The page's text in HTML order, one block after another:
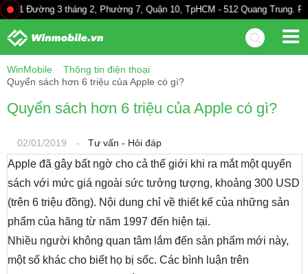
Đường 3 tháng 2, Phường 7, Quận 10, TpHCM - 512 Quang Trung.
WinMobile
Thông tin điện thoại
Quyển sách hơn 6 triệu của Apple có gì?
Quyển sách hơn 6 triệu của Apple có gì?
02/01/2019 - Tư vấn - Hỏi đáp
Apple đã gây bất ngờ cho cả thế giới khi ra mắt một quyển
sách với mức giá ngoài sức tưởng tượng, khoảng 300 USD
(trên 6 triệu đồng). Nội dung chỉ về thiết kế của những sản
phẩm của hãng từ năm 1997 đến hiện tại.
Nhiều người không quan tâm lắm đến sản phẩm mới này,
một số khác cho biết họ bị sốc. Các bình luận trên